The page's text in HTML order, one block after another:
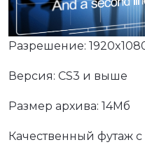
Разрешение:
Версия: CS3 и выше
Размер архива: 14Мб
Качественный футаж